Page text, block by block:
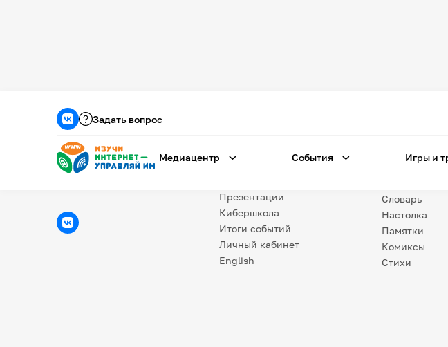
Задать вопрос
Медиацентр События Игры и
Презентации
Кибершкола
Итоги событий
Личный кабинет
English
Незрячим
Словарь
Настолка
Памятки
Комиксы
Стихи